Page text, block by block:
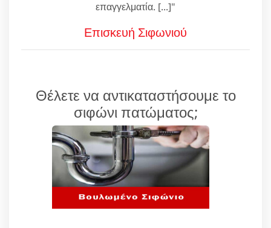
επαγγελματία. [...]"
Επισκευή Σιφωνιού
Θέλετε να αντικαταστήσουμε το
σιφώνι πατώματος;